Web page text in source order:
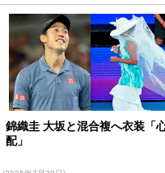
錦織圭 大坂と混合複へ衣装「
配」